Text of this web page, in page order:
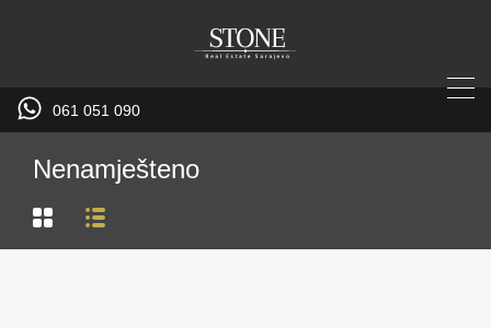
061 051 090
Nenamješteno